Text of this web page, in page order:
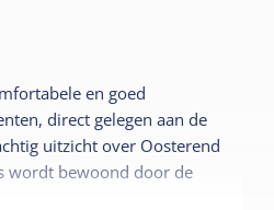
en goed
direct gelegen aan de
uitzicht over Oosterend
wordt bewoond door de